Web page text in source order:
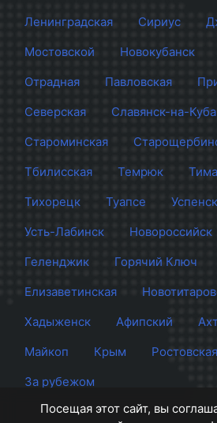
Ленинградская
Сириус
Мостовской
Новокубанск
Отрадная
Павловская
Северская
Славянск-на-
Староминская
Тбилисская
Темрюк
Тихорецк
Туапсе
Усть-Лабинск
Новороссийск
Геленджик
Горячий Ключ
Елизаветинская
Хадыженск
Афипский
Майкоп
Крым
За рубежом
Посещая этот сайт, вы